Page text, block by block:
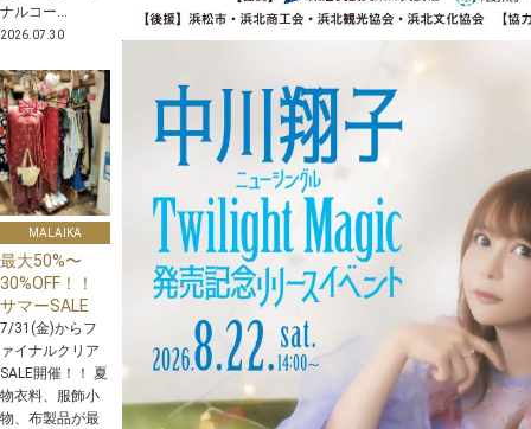
ナルコー...
2026.07.30
MALAIKA
最大50%〜
30%OFF！！
サマーSALE
7/31(金)からフ
ァイナルクリア
SALE開催！！ 夏
物衣料、服飾小
物、布製品が最